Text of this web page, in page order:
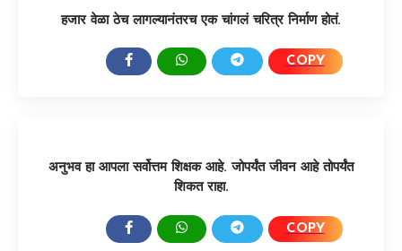
हजार वेळा ठेच लागल्यानंतरच एक चांगलं चरित्र निर्माण होतं.
COPY
अनुभव हा आपला सर्वोत्तम शिक्षक आहे. जोपर्यंत जीवन आहे तोपर्यंत
शिकत राहा.
COPY